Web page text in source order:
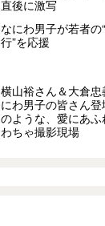
直後に激写
なにわ男子が若者の
行”を応援
横山裕さん＆大倉
にわ男子の皆さん
のような、愛にあ
わちゃ撮影現場